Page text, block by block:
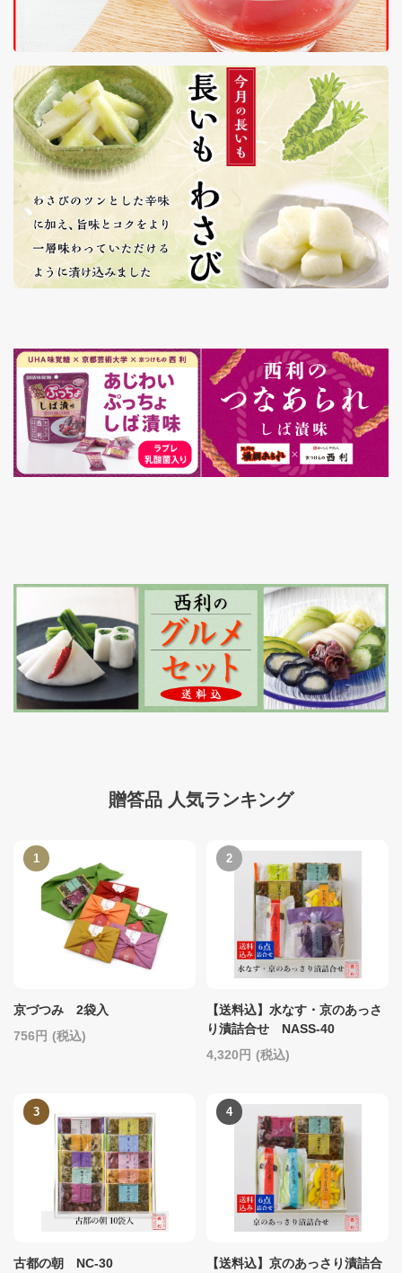
贈答品 人気ランキング
京づつみ 2袋入
756
(税込)
【送料込】水なす・京のあっさ
り漬詰合せ NASS-40
4,320
(税込)
古都の朝 NC-30 【送料込】京のあっさり漬詰合